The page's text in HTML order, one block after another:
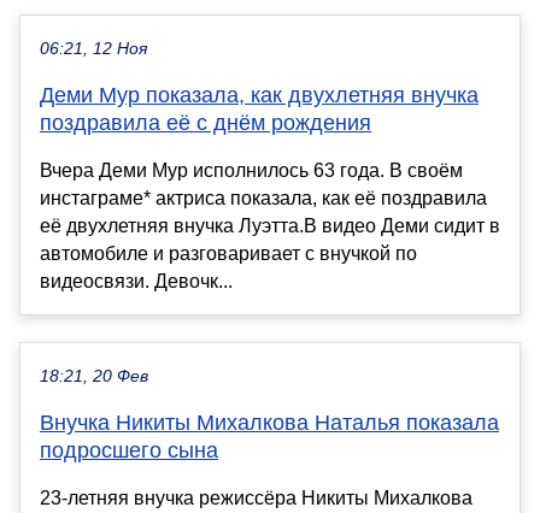
06:21, 12 Ноя
Деми Мур показала, как двухлетняя внучка
поздравила её с днём рождения
Вчера Деми Мур исполнилось 63 года. В своём
инстаграме* актриса показала, как её поздравила
её двухлетняя внучка Луэтта.В видео Деми сидит в
автомобиле и разговаривает с внучкой по
видеосвязи. Девочк...
18:21, 20 Фев
Внучка Никиты Михалкова Наталья показала
подросшего сына
23-летняя внучка режиссёра Никиты Михалкова